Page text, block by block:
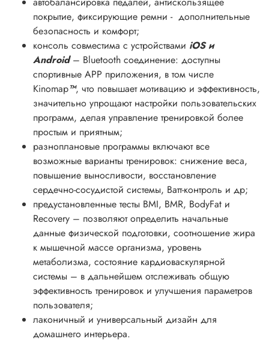
покрытие, фиксирующие ремни - дополнительные
безопасность и комфорт;
консоль совместима с устройствами iOS и
Android– Bluetooth соединение: доступны
спортивные APP приложения, в том числе
Kinomap™, что повышает мотивацию и эффективность,
значительно упрощают настройки пользовательских
программ, делая управление тренировкой более
простым и приятным;
разноплановые программы включают все
возможные варианты тренировок: снижение веса,
повышение выносливости, восстановление
сердечно-сосудистой системы, Ватт-контроль и др;
предустановленные тесты BMI, BMR, BodyFat и
Recovery – позволяют определить начальные
данные физической подготовки, соотношение жира
к мышечной массе организма, уровень
метаболизма, состояние кардиоваскулярной
системы – в дальнейшем отслеживать общую
эффективность тренировок и улучшения параметров
пользователя;
лаконичный и универсальный дизайн для
домашнего интерьера.